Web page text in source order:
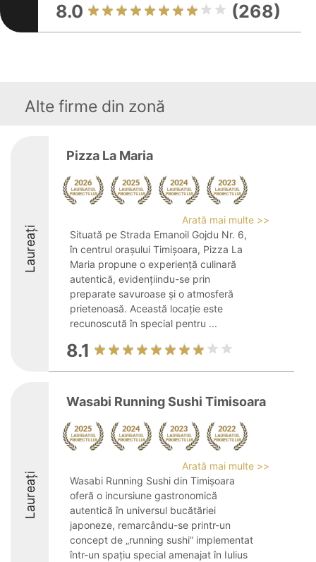
8.0 (268)
Alte firme din zonă
Laureați
Pizza La Maria
Arată mai multe >>
Situată pe Strada Emanoil Gojdu Nr. 6,
în centrul orașului Timișoara, Pizza La
Maria propune o experiență culinară
autentică, evidențiindu-se prin
preparate savuroase și o atmosferă
prietenoasă. Această locație este
recunoscută în special pentru ...
8.1
Laureați
Wasabi Running Sushi Timisoara
Arată mai multe >>
Wasabi Running Sushi din Timișoara
oferă o incursiune gastronomică
autentică în universul bucătăriei
japoneze, remarcându-se printr-un
concept de „running sushi” implementat
într-un spațiu special amenajat în Iulius